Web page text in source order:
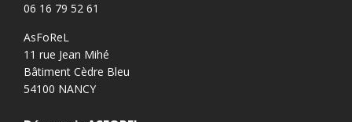
06 16 79 52 61
AsFoReL
11 rue Jean Mihé
Bâtiment Cèdre Bleu
54100 NANCY